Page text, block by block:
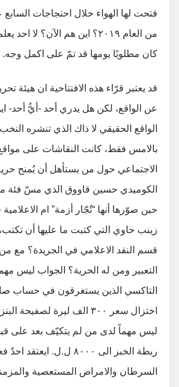
فتحت لها الهواء خلال احتجاجات
من العام ٢٠١٩؟ اين هم الآن؟ لا
كان مطلوبًا يومها قد تمّ على اكمل وجه.
قد يعتبر قرّاء هذه الافتتاحية ان هيئة
عن الواقع، لكن هل يدري أحد -أيُّ أحد-
الواقع الحقيقي لا ذاك الذي تنشره
بالامس فقط، كانت النقاشات على
الاجتماعي حول من يستأهل أن يُمنح حرية
الكوميدي حسين قاووق الذي مسّ فئة
حين صوّرها أنها “تُجّار أزمة” ام الاعلامية
زينب حاوي التي كتبت ما عليها أن
قسم النقد الاعلامي في الجريدة؟ مع
التعبير ومن له الحرية؟ الجواب ليس
التاكسي الذين يستغرقون في حساب
اختزال سعر ٣٠٠ الف ليرة
ليس مهماً لدى من لم يتكيّف بعد على
ربطة الخبز الى ٨٠٠٠ ل.ل.
السرطان والامراض المستعصية